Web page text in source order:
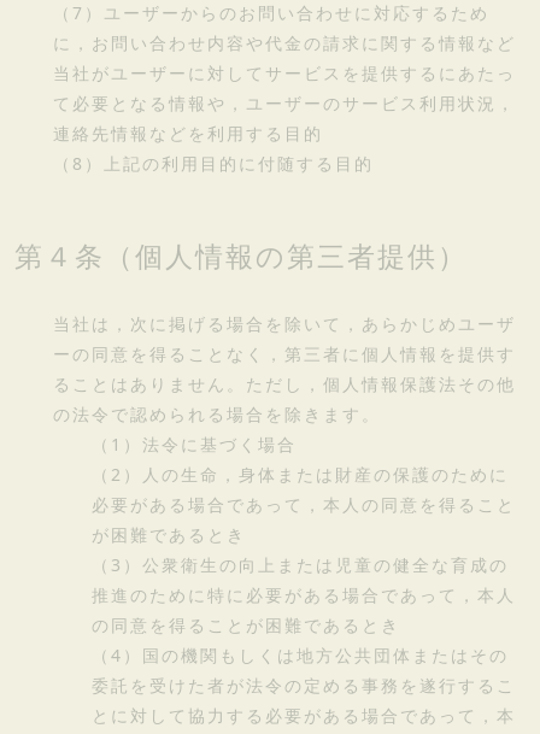
（7）ユーザーからのお問い合わせに対応するため
に，お問い合わせ内容や代金の請求に関する情報など
当社がユーザーに対してサービスを提供するにあたっ
て必要となる情報や，ユーザーのサービス利用状況，
連絡先情報などを利用する目的
（8）上記の利用目的に付随する目的
第４条（個人情報の第三者提供）
当社は，次に掲げる場合を除いて，あらかじめユーザ
ーの同意を得ることなく，第三者に個人情報を提供す
ることはありません。ただし，個人情報保護法その他
の法令で認められる場合を除きます。
（1）法令に基づく場合
（2）人の生命，身体または財産の保護のために
必要がある場合であって，本人の同意を得ること
が困難であるとき
（3）公衆衛生の向上または児童の健全な育成の
推進のために特に必要がある場合であって，本人
の同意を得ることが困難であるとき
（4）国の機関もしくは地方公共団体またはその
委託を受けた者が法令の定める事務を遂行するこ
とに対して協力する必要がある場合であって，本